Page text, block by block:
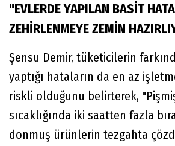
"EVLERDE YAPILAN BASİT
ZEHİRLENMEYE ZEMİN
Şensu Demir, tüketicilerin
yaptığı hataların da en az
riskli olduğunu belirterek,
sıcaklığında iki saatten fazla
donmuş ürünlerin tezgahta